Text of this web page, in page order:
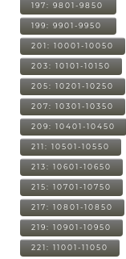
197: 9801-9850
199: 9901-9950
201: 10001-10050
203: 10101-10150
205: 10201-10250
207: 10301-10350
209: 10401-10450
211: 10501-10550
213: 10601-10650
215: 10701-10750
217: 10801-10850
219: 10901-10950
221: 11001-11050